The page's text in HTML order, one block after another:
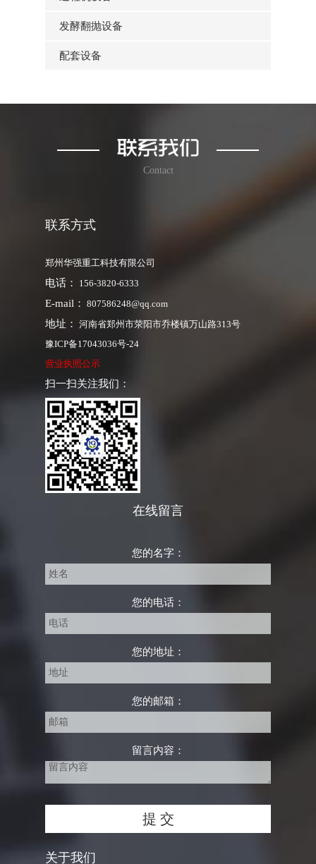
发酵翻抛设备
配套设备
Contact
联系方式
郑州华强重工科技有限公司
电话： 156-3820-6333
E-mail： 807586248@qq.com
地址： 河南省郑州市荥阳市乔楼镇万山路313号
豫ICP备17043036号-24
营业执照公示
扫一扫关注我们：
在线留言
您的名字：
您的电话：
您的地址：
您的邮箱：
留言内容：
关于我们